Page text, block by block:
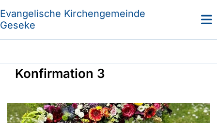
Evangelische Kirchengemeinde
Geseke
Konfirmation 3